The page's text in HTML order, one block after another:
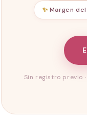
✨ Margen del
Sin registro previo